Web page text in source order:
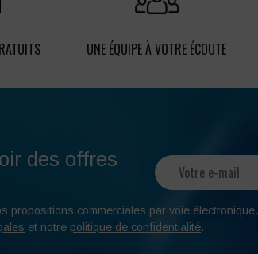
UNE ÉQUIPE À VOTRE ÉCOUTE
des offres
propositions commerciales par voie électronique.
et notre politique de confidentialité.